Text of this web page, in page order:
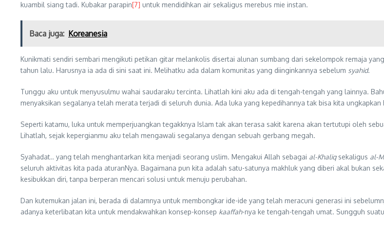
kuambil siang tadi. Kubakar parapin[7] untuk mendidihkan air sekaligus merebus mie instan.
Baca juga: Koreanesia
Kunikmati sendiri sembari mengikuti petikan gitar melankolis disertai alunan sumbang dari sekelompok remaja
tahun lalu. Harusnya ia ada di sini saat ini. Melihatku ada dalam komunitas yang diinginkannya sebelum syahid.
Tunggu aku untuk menyusulmu wahai saudaraku tercinta. Lihatlah kini aku ada di tengah-tengah yang lainnya.
menyaksikan segalanya telah merata terjadi di seluruh dunia. Ada luka yang kepedihannya tak bisa kita
Seperti katamu, luka untuk memperjuangkan tegakknya Islam tak akan terasa sakit karena akan tertutupi oleh
Lihatlah, sejak kepergianmu aku telah mengawali segalanya dengan sebuah gerbang megah.
Syahadat.. yang telah menghantarkan kita menjadi seorang uslim. Mengakui Allah sebagai al-Khaliqsekaligus al-
seluruh aktivitas kita pada aturanNya. Bagaimana pun kita adalah satu-satunya makhluk yang diberi akal bukan
kesibukkan diri, tanpa berperan mencari solusi untuk menuju perubahan.
Dan kutemukan jalan ini, berada di dalamnya untuk membongkar ide-ide yang telah meracuni generasi ini
adanya keterlibatan kita untuk mendakwahkan konsep-konsep kaaffah-nya ke tengah-tengah umat. Sungguh suatu